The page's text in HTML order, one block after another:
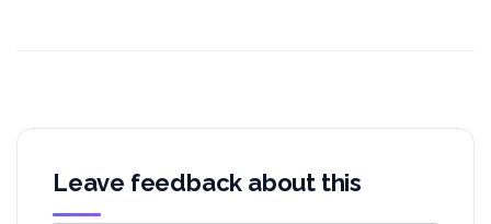
Leave feedback about this